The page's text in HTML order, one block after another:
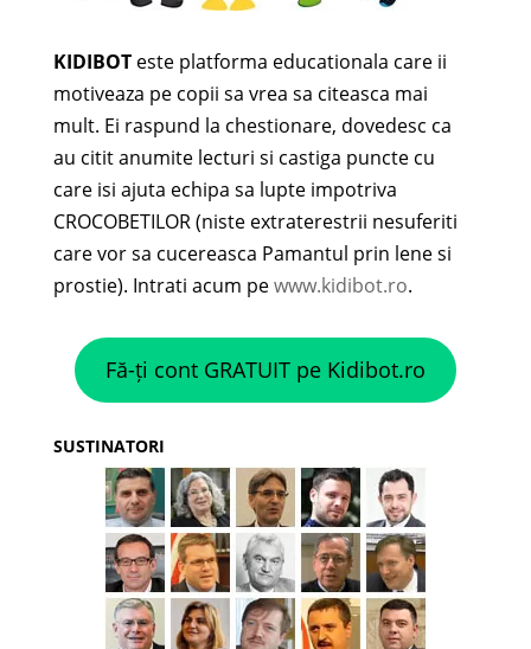
KIDIBOTeste platforma educationala care ii
motiveaza pe copii sa vrea sa citeasca mai
mult. Ei raspund la chestionare, dovedesc ca
au citit anumite lecturi si castiga puncte cu
care isi ajuta echipa sa lupte impotriva
CROCOBETILOR (niste extraterestrii nesuferiti
care vor sa cucereasca Pamantul prin lene si
prostie). Intrati acum pewww.kidibot.ro.
Fă-ți cont GRATUIT pe Kidibot.ro
SUSTINATORI